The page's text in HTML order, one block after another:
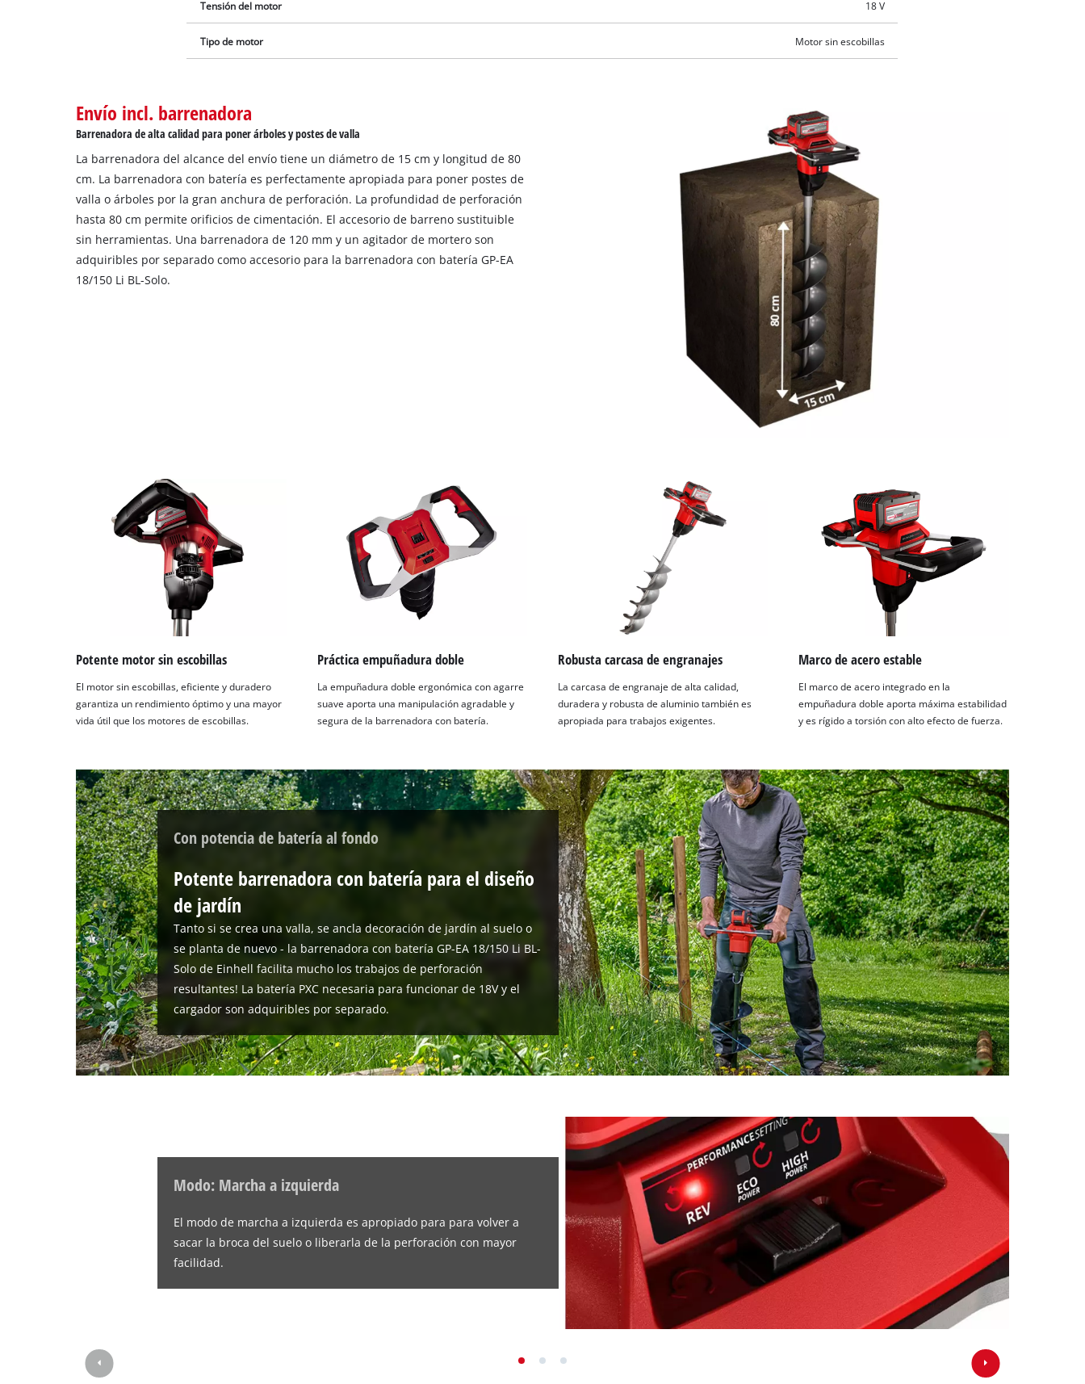
¡Necesitamos su consentimiento para
cargar el servicio Google Maps!
Tensión del motor 18 V
Tipo de motor Motor sin escobillas
Envío incl. barrenadora
Barrenadora de alta calidad para poner árboles y postes de valla
La barrenadora del alcance del envío tiene un diámetro de 15 cm y longitud de 80
cm. La barrenadora con batería es perfectamente apropiada para poner postes de
valla o árboles por la gran anchura de perforación. La profundidad de perforación
hasta 80 cm permite orificios de cimentación. El accesorio de barreno sustituible
sin herramientas. Una barrenadora de 120 mm y un agitador de mortero son
adquiribles por separado como accesorio para la barrenadora con batería GP-EA
18/150 Li BL-Solo.
Potente motor sin escobillas
El motor sin escobillas, eficiente y duradero
garantiza un rendimiento óptimo y una mayor
vida útil que los motores de escobillas.
Práctica empuñadura doble
La empuñadura doble ergonómica con agarre
suave aporta una manipulación agradable y
segura de la barrenadora con batería.
Robusta carcasa de engranajes
La carcasa de engranaje de alta calidad,
duradera y robusta de aluminio también es
apropiada para trabajos exigentes.
Marco de acero estable
El marco de acero integrado en la
empuñadura doble aporta máxima estabilidad
y es rígido a torsión con alto efecto de fuerza.
Con potencia de batería al fondo
Potente barrenadora con batería para el diseño
de jardín
Tanto si se crea una valla, se ancla decoración de jardín al suelo o
se planta de nuevo - la barrenadora con batería GP-EA 18/150 Li BL-
Solo de Einhell facilita mucho los trabajos de perforación
resultantes! La batería PXC necesaria para funcionar de 18V y el
cargador son adquiribles por separado.
Modo: Marcha a izquierda
El modo de marcha a izquierda es apropiado para para volver a
sacar la broca del suelo o liberarla de la perforación con mayor
facilidad.